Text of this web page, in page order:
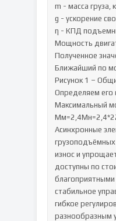
m - масса груза,
g - ускорение
η - КПД
Мощность
Полученное
Ближайший по
Рисунок 1 –
Определяем
Максимальный
Асинхронные
износ и
доступны по
благоприятными
стабильное
гибкое
разнообразным